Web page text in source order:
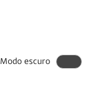
Modo escuro